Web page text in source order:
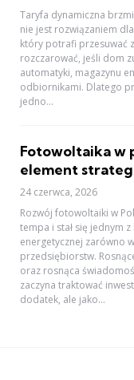
Taryfa dynamiczna
nie jest rozwiązaniem
który potrafi przesuwać
rozczarować, jeśli dom
automatyki, magazynu
odbiornikami. Dlatego
jedno...
Fotowoltaika w
element
24 czerwca, 2026
Rozwój fotowoltaiki w
tempa i stał się jednym
energetycznej zarówno
przedsiębiorstw.
oraz rosnąca
zaczyna traktować
dodatek, ale jako...